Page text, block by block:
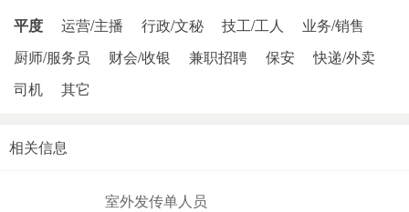
平度 运营/主播 行政/文秘 技工/工人
业务/销售
厨师/服务员
财会/收银 兼职招聘 保安
快递/外卖
司机
其它
相关信息
室外发传单人员